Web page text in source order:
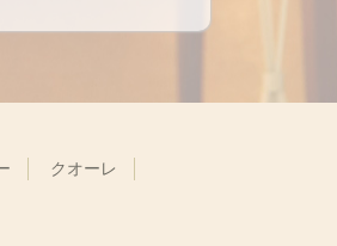
クオーレ